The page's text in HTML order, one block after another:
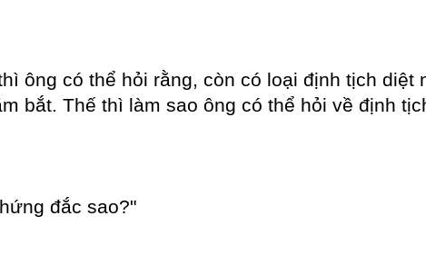
ông có thể hỏi rằng, còn có loại định tịch
bắt. Thế thì làm sao ông có thể hỏi về định
đắc sao?"